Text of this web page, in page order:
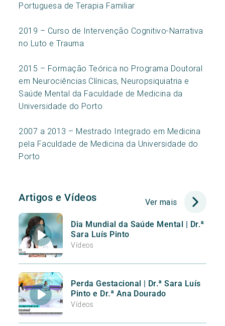
Portuguesa de Terapia Familiar
2019 – Curso de Intervenção Cognitivo-Narrativa
no Luto e Trauma
2015 – Formação Teórica no Programa Doutoral
em Neurociências Clínicas, Neuropsiquiatria e
Saúde Mental da Faculdade de Medicina da
Universidade do Porto
2007 a 2013 – Mestrado Integrado em Medicina
pela Faculdade de Medicina da Universidade do
Porto
Artigos e Vídeos Ver mais
Dia Mundial da Saúde Mental | Dr.ª
Sara Luís Pinto
Vídeos
Perda Gestacional | Dr.ª Sara Luís
Pinto e Dr.ª Ana Dourado
Vídeos